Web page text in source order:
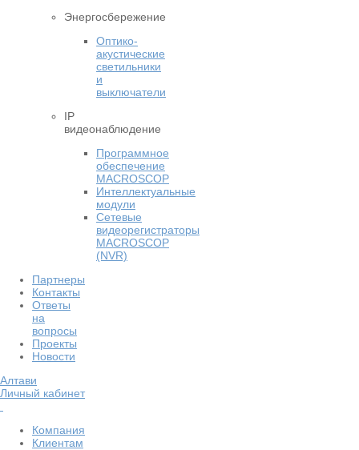
Энергосбережение
Оптико-
акустические
светильники
и
выключатели
IP
видеонаблюдение
Программное
обеспечение
MACROSCOP
Интеллектуальные
модули
Сетевые
видеорегистраторы
MACROSCOP
(NVR)
Партнеры
Контакты
Ответы
на
вопросы
Проекты
Новости
Алтави
Личный кабинет
Компания
Клиентам